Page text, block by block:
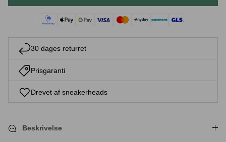
Sneaker rengøring
30 dages returret
Prisgaranti
Drevet af sneakerheads
Beskrivelse